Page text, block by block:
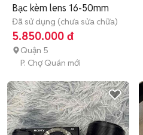
Bạc kèm lens 16-50mm
Đã sử dụng (chưa sửa chữa)
5.850.000 đ
Quận 5
P. Chợ Quán mới